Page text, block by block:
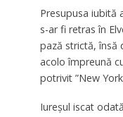
Presupusa iubită
s-ar fi retras în
pază strictă, însă
acolo împreună
potrivit ”New
Iureșul iscat